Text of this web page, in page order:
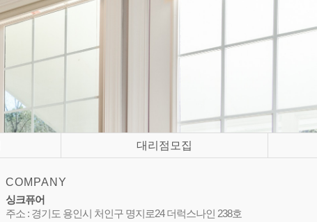
대리점모집
COMPANY
싱크퓨어
주소 : 경기도 용인시 처인구 명지로24 더럭스나인 238호